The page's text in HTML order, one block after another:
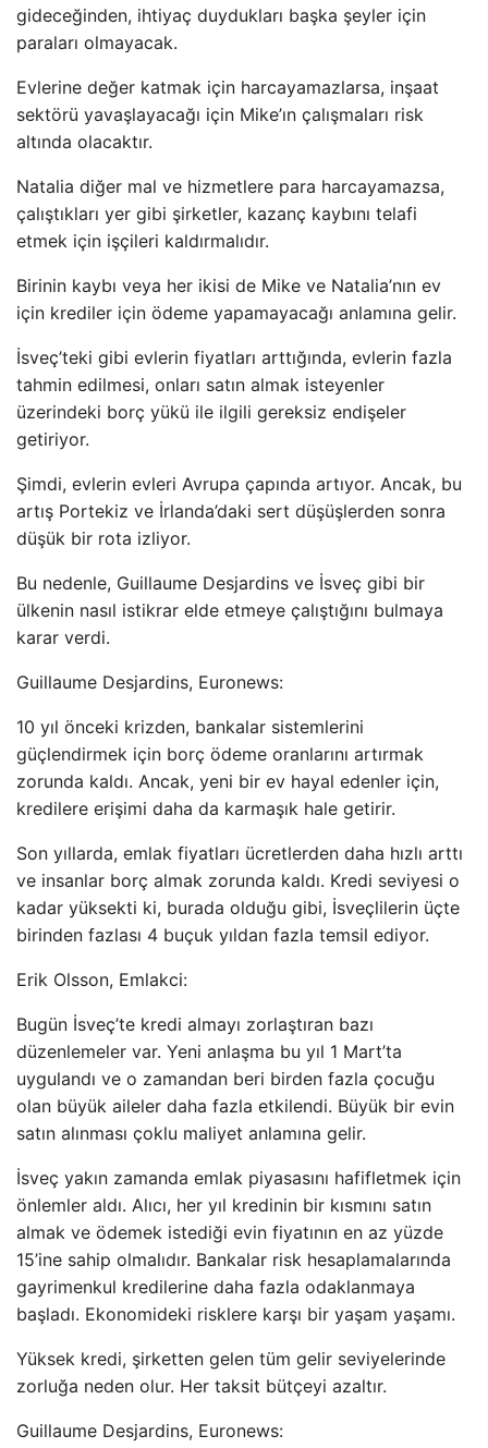
gideceğinden, ihtiyaç duydukları başka şeyler için
paraları olmayacak.
Evlerine değer katmak için harcayamazlarsa, inşaat
sektörü yavaşlayacağı için Mike’ın çalışmaları risk
altında olacaktır.
Natalia diğer mal ve hizmetlere para harcayamazsa,
çalıştıkları yer gibi şirketler, kazanç kaybını telafi
etmek için işçileri kaldırmalıdır.
Birinin kaybı veya her ikisi de Mike ve Natalia’nın ev
için krediler için ödeme yapamayacağı anlamına gelir.
İsveç’teki gibi evlerin fiyatları arttığında, evlerin fazla
tahmin edilmesi, onları satın almak isteyenler
üzerindeki borç yükü ile ilgili gereksiz endişeler
getiriyor.
Şimdi, evlerin evleri Avrupa çapında artıyor. Ancak, bu
artış Portekiz ve İrlanda’daki sert düşüşlerden sonra
düşük bir rota izliyor.
Bu nedenle, Guillaume Desjardins ve İsveç gibi bir
ülkenin nasıl istikrar elde etmeye çalıştığını bulmaya
karar verdi.
Guillaume Desjardins, Euronews:
10 yıl önceki krizden, bankalar sistemlerini
güçlendirmek için borç ödeme oranlarını artırmak
zorunda kaldı. Ancak, yeni bir ev hayal edenler için,
kredilere erişimi daha da karmaşık hale getirir.
Son yıllarda, emlak fiyatları ücretlerden daha hızlı arttı
ve insanlar borç almak zorunda kaldı. Kredi seviyesi o
kadar yüksekti ki, burada olduğu gibi, İsveçlilerin üçte
birinden fazlası 4 buçuk yıldan fazla temsil ediyor.
Erik Olsson, Emlakci:
Bugün İsveç’te kredi almayı zorlaştıran bazı
düzenlemeler var. Yeni anlaşma bu yıl 1 Mart’ta
uygulandı ve o zamandan beri birden fazla çocuğu
olan büyük aileler daha fazla etkilendi. Büyük bir evin
satın alınması çoklu maliyet anlamına gelir.
İsveç yakın zamanda emlak piyasasını hafifletmek için
önlemler aldı. Alıcı, her yıl kredinin bir kısmını satın
almak ve ödemek istediği evin fiyatının en az yüzde
15’ine sahip olmalıdır. Bankalar risk hesaplamalarında
gayrimenkul kredilerine daha fazla odaklanmaya
başladı. Ekonomideki risklere karşı bir yaşam yaşamı.
Yüksek kredi, şirketten gelen tüm gelir seviyelerinde
zorluğa neden olur. Her taksit bütçeyi azaltır.
Guillaume Desjardins, Euronews: